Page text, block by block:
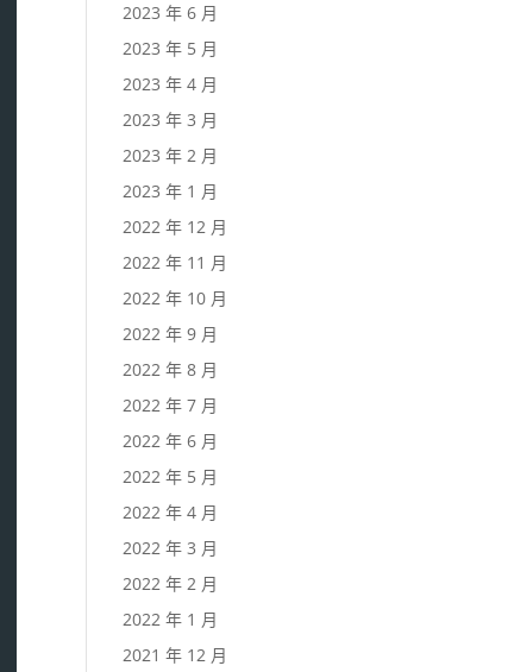
2023 年 6 月
2023 年 5 月
2023 年 4 月
2023 年 3 月
2023 年 2 月
2023 年 1 月
2022 年 12 月
2022 年 11 月
2022 年 10 月
2022 年 9 月
2022 年 8 月
2022 年 7 月
2022 年 6 月
2022 年 5 月
2022 年 4 月
2022 年 3 月
2022 年 2 月
2022 年 1 月
2021 年 12 月